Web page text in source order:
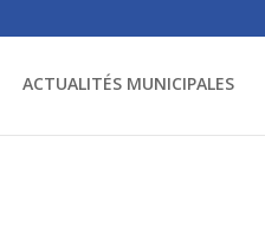
ACTUALITÉS MUNICIPALES